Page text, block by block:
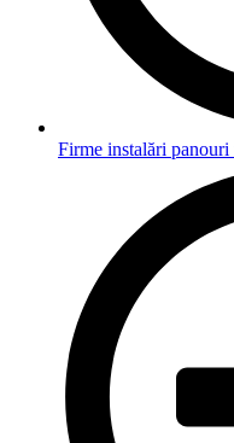
Firme instalări